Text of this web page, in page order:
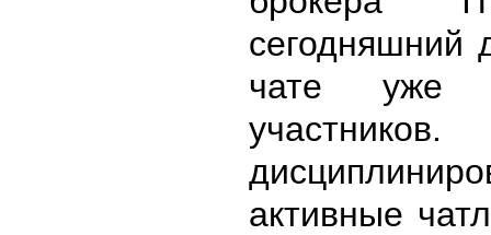
сегодняшний
чате уже
активные